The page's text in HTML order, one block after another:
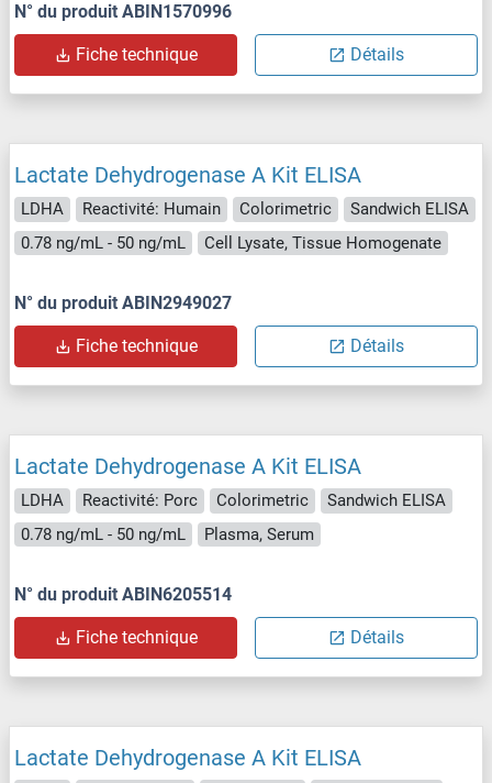
N° du produit ABIN1570996
Fiche technique Détails
Lactate Dehydrogenase A Kit ELISA
LDHA Reactivité: Humain Colorimetric
Sandwich ELISA
0.78 ng/mL - 50 ng/mL
Cell Lysate, Tissue Homogenate
N° du produit ABIN2949027
Fiche technique Détails
Lactate Dehydrogenase A Kit ELISA
LDHA Reactivité: Porc Colorimetric
Sandwich ELISA
0.78 ng/mL - 50 ng/mL
Plasma, Serum
N° du produit ABIN6205514
Fiche technique Détails
Lactate Dehydrogenase A Kit ELISA